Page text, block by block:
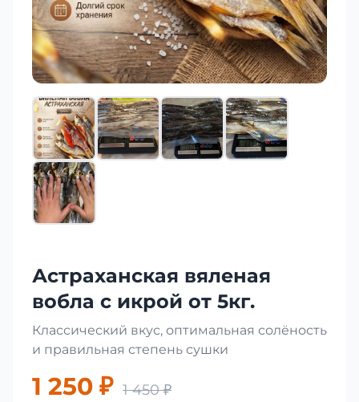
Астраханская вяленая
вобла с икрой от 5кг.
Классический вкус, оптимальная солёность
и правильная степень сушки
1 250 ₽ 1 450 ₽